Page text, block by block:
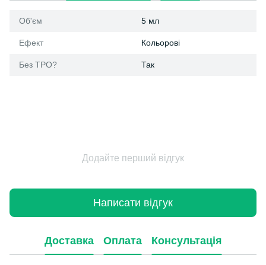
Об'єм 5 мл
Ефект Кольорові
Без ТРО? Так
Додайте перший відгук
Написати відгук
Доставка Оплата Консультація